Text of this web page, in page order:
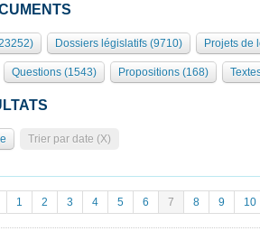
autres organes
de l'Assemblée
l'Assemblée
des Présidents Bureau Collège des
clés
de l'Assemblée ... )
palais Bourbon
Dossiers législatifs (9710) Projets de
Questions (1543) Propositions (168)
Trier par date (X)
1 2 3 4 5 6 7 8 9 10